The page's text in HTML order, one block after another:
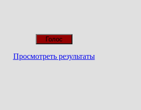
Просмотреть результаты